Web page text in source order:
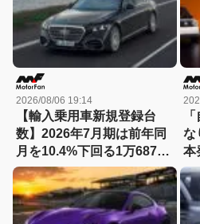
2026/08/06 19:14
【輸入乗用車新規登録台
数】2026年7月期は前年同
月を10.4%下回る1万6879
台を記録。メルセデスが首
位を堅持
な
本